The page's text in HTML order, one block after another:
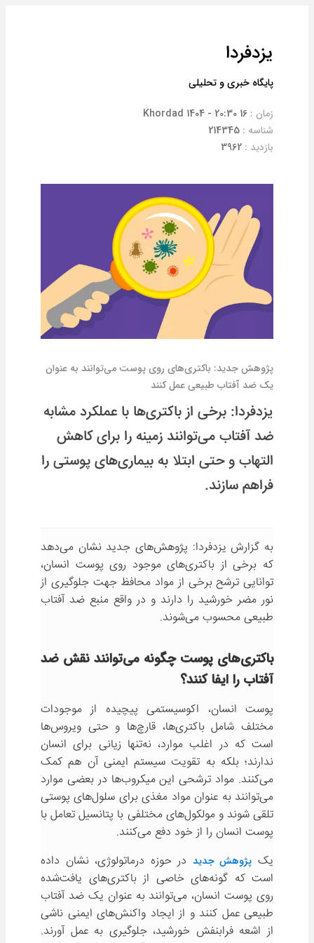
یزدفردا
پایگاه خبری و تحلیلی
زمان : 16 Khordad 1404 - 20:30
شناسه : 214345
بازدید : 3962
پژوهش جدید: باکتری‌های روی پوست می‌توانند به عنوان
یک ضد آفتاب طبیعی عمل کنند
یزدفردا: برخی از باکتری‌ها با عملکرد مشابه
ضد آفتاب می‌توانند زمینه را برای کاهش
التهاب و حتی ابتلا به بیماری‌های پوستی را
فراهم سازند.
به گزارش یزدفردا: پژوهش‌های جدید نشان می‌دهد
که برخی از باکتری‌های موجود روی پوست انسان،
توانایی ترشح برخی از مواد محافظ جهت جلوگیری از
نور مضر خورشید را دارند و در واقع منبع ضد آفتاب
طبیعی محسوب می‌شوند.
باکتری‌های پوست چگونه می‌توانند نقش ضد
آفتاب را ایفا کنند؟
پوست انسان، اکوسیستمی پیچیده از موجودات
مختلف شامل باکتری‌ها، قارچ‌ها و حتی ویروس‌ها
است که در اغلب موارد، نه‌تنها زیانی برای انسان
ندارند؛ بلکه به تقویت سیستم ایمنی آن هم کمک
می‌کنند. مواد ترشحی این میکروب‌ها در بعضی موارد
می‌توانند به عنوان مواد مغذی برای سلول‌های پوستی
تلقی شوند و مولکول‌های مختلفی با پتانسیل تعامل با
پوست انسان را از خود دفع می‌کنند.
یک پژوهش جدید در حوزه درماتولوژی، نشان داده
است که گونه‌های خاصی از باکتری‌های یافت‌شده
روی پوست انسان، می‌توانند به‌ عنوان یک ضد آفتاب
طبیعی عمل کنند و از ایجاد واکنش‌های ایمنی ناشی
از اشعه فرابنفش خورشید، جلوگیری به عمل آورند.